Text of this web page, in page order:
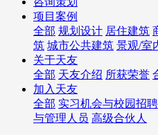
项目案例
全部 规划设计 居住建筑
筑 城市公共建筑 景观/室
关于天友
全部 天友介绍 所获荣誉
加入天友
全部 实习机会与校园招聘
与管理人员 高级合伙人